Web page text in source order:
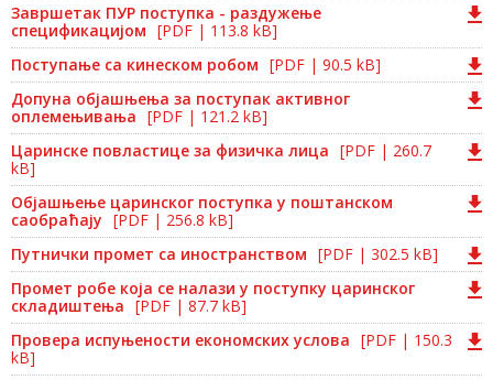
Завршетак ПУР поступка - раздужење
спецификацијом [PDF | 113.8 kB]
Поступање са кинеском робом [PDF | 90.5 kB]
Допуна објашњења за поступак активног
оплемењивања [PDF | 121.2 kB]
Царинске повластице за физичка лица [PDF | 260.7
kB]
Објашњење царинског поступка у поштанском
саобраћају [PDF | 256.8 kB]
Путнички промет са иностранством [PDF | 302.5 kB]
Промет робе која се налази у поступку царинског
складиштења [PDF | 87.7 kB]
Провера испуњености економских услова [PDF | 150.3
kB]